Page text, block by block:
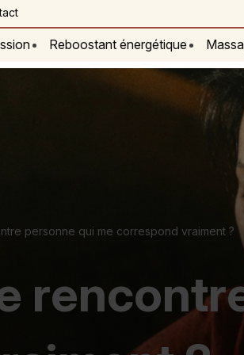
Reboostant énergétique
personne qui me correspond vraiment ?